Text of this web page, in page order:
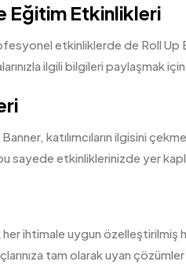
Eğitim Etkinlikleri
etkinliklerde de Roll Up
ilgili bilgileri paylaşmak
katılımcıların ilgisini
sayede etkinliklerinizde yer
ihtimale uygun özelleştirilmiş
tam olarak uyan